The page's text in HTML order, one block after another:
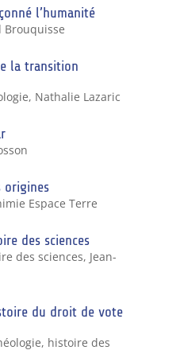
l’humanité
Brouquisse
la transition
, Nathalie Lazaric
origines
Espace Terre
des sciences
des sciences, Jean-
du droit de vote
histoire des